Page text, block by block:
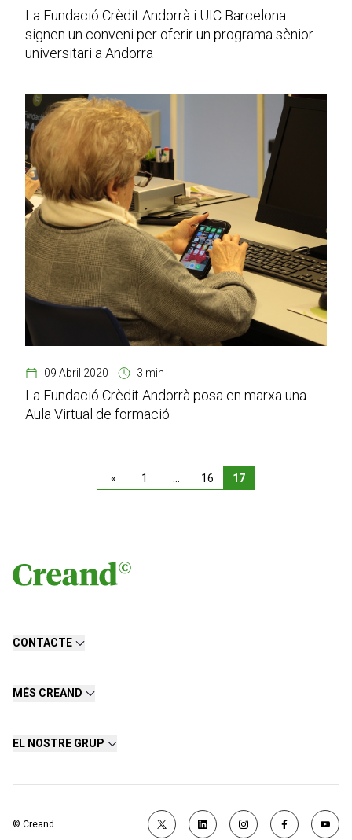
La Fundació Crèdit Andorrà i UIC Barcelona
signen un conveni per oferir un programa sènior
universitari a Andorra
09 Abril 2020 3 min
La Fundació Crèdit Andorrà posa en marxa una
Aula Virtual de formació
« 1 16 17
CONTACTE
MÉS CREAND
EL NOSTRE GRUP
© Creand